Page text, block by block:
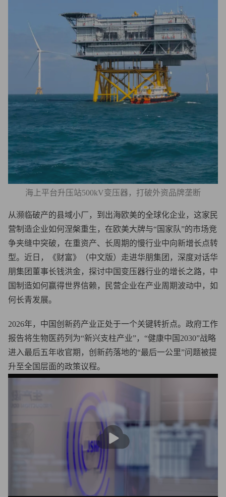
海上平台升压站500kV变压器，打破外资品牌垄断
从濒临破产的县域小厂，到出海欧美的全球化企业，这家民
营制造企业如何涅槃重生，在欧美大牌与“国家队”的市场竞
争夹缝中突破，在重资产、长周期的慢行业中向新增长点转
型。近日，《财富》（中文版）走进华朋集团，深度对话华
朋集团董事长钱洪金，探讨中国变压器行业的增长之路，中
国制造如何赢得世界信赖，民营企业在产业周期波动中，如
何长青发展。
2026年，中国创新药产业正处于一个关键转折点。政府工作
报告将生物医药列为“新兴支柱产业”，“健康中国2030”战略
进入最后五年收官期，创新药落地的“最后一公里”问题被提
升至全国层面的政策议程。
放